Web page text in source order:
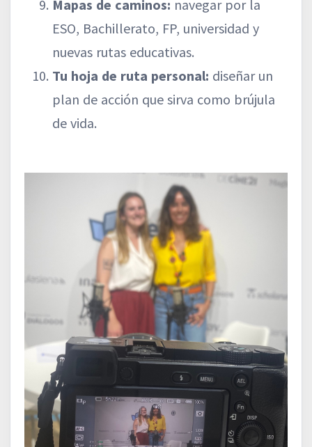
Mapas de caminos: navegar por la
ESO, Bachillerato, FP, universidad y
nuevas rutas educativas.
Tu hoja de ruta personal: diseñar un
plan de acción que sirva como brújula
de vida.